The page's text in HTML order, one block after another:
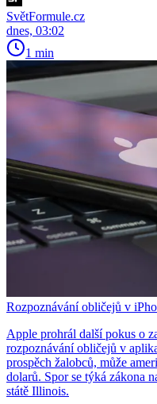
SvětFormule.cz
dnes, 03:02
1 min
Rozpoznávání obličejů v
Apple prohrál další pokus o
rozpoznávání obličejů v
prospěch žalobců, může
dolarů. Spor se týká zákona
státě Illinois.